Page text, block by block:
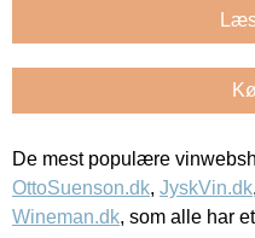
De mest populære
OttoSuenson.dk, JyskVin.dk,
Wineman.dk, som alle har